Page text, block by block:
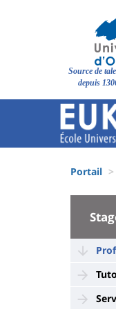
Source de
depuis
:
Block
liste
des
Portail